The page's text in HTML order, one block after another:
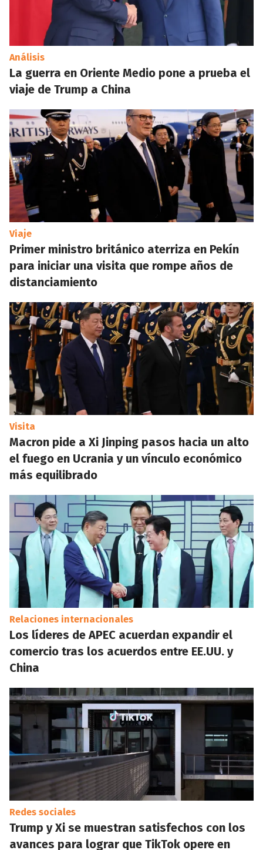
Análisis
La guerra en Oriente Medio pone a prueba el
viaje de Trump a China
Viaje
Primer ministro británico aterriza en Pekín
para iniciar una visita que rompe años de
distanciamiento
Visita
Macron pide a Xi Jinping pasos hacia un alto
el fuego en Ucrania y un vínculo económico
más equilibrado
Relaciones internacionales
Los líderes de APEC acuerdan expandir el
comercio tras los acuerdos entre EE.UU. y
China
Redes sociales
Trump y Xi se muestran satisfechos con los
avances para lograr que TikTok opere en